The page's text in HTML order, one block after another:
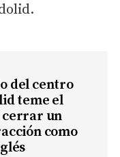
del centro
teme el
cerrar un
como